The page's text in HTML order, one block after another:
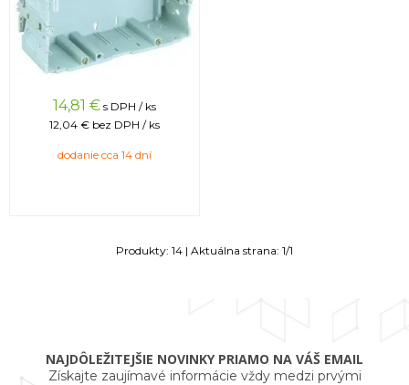
14,81 € s DPH / ks
12,04 € bez DPH / ks
dodanie cca 14 dní
Produkty: 14 | Aktuálna strana: 1/1
NAJDÔLEŽITEJŠIE NOVINKY PRIAMO NA VÁŠ EMAIL
Získajte zaujímavé informácie vždy medzi prvými